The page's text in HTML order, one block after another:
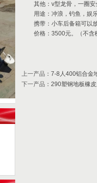
其他：v型龙骨，一圈
用途：冲浪，钓鱼，娱
携带：小车后备箱可以
价格：3500元。（不含
上一产品 ： 7-8人400铝合金
下一产品 ： 290塑钢地板橡